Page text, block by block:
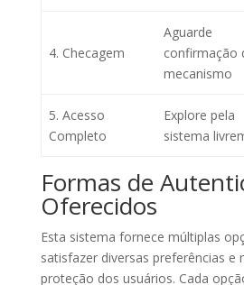
4. Checagem
Aguarde
confirmação
mecanismo
5. Acesso
Completo
Explore pela
sistema
Formas de
Oferecidos
Esta sistema fornece múltiplas
satisfazer diversas preferências e
proteção dos usuários. Cada